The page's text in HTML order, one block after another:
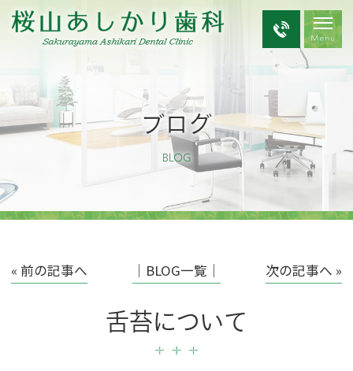
ブログ
BLOG
« 前の記事へ │BLOG一覧│ 次の記事へ »
舌苔について